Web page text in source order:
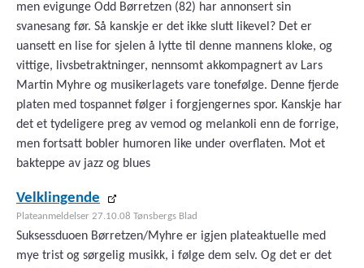
men evigunge Odd Børretzen (82) har annonsert sin
svanesang før. Så kanskje er det ikke slutt likevel? Det er
uansett en lise for sjelen å lytte til denne mannens kloke, og
vittige, livsbetraktninger, nennsomt akkompagnert av Lars
Martin Myhre og musikerlagets vare tonefølge. Denne fjerde
platen med tospannet følger i forgjengernes spor. Kanskje har
det et tydeligere preg av vemod og melankoli enn de forrige,
men fortsatt bobler humoren like under overflaten. Mot et
bakteppe av jazz og blues
Velklingende
Plateanmeldelser 27.10.08 Tønsbergs Blad
Suksessduoen Børretzen/Myhre er igjen plateaktuelle med
mye trist og sørgelig musikk, i følge dem selv. Og det er det